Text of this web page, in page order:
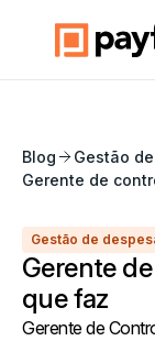
Blog
Gestão
Gerente de
Gestão de
Gerente
que faz
Gerente de